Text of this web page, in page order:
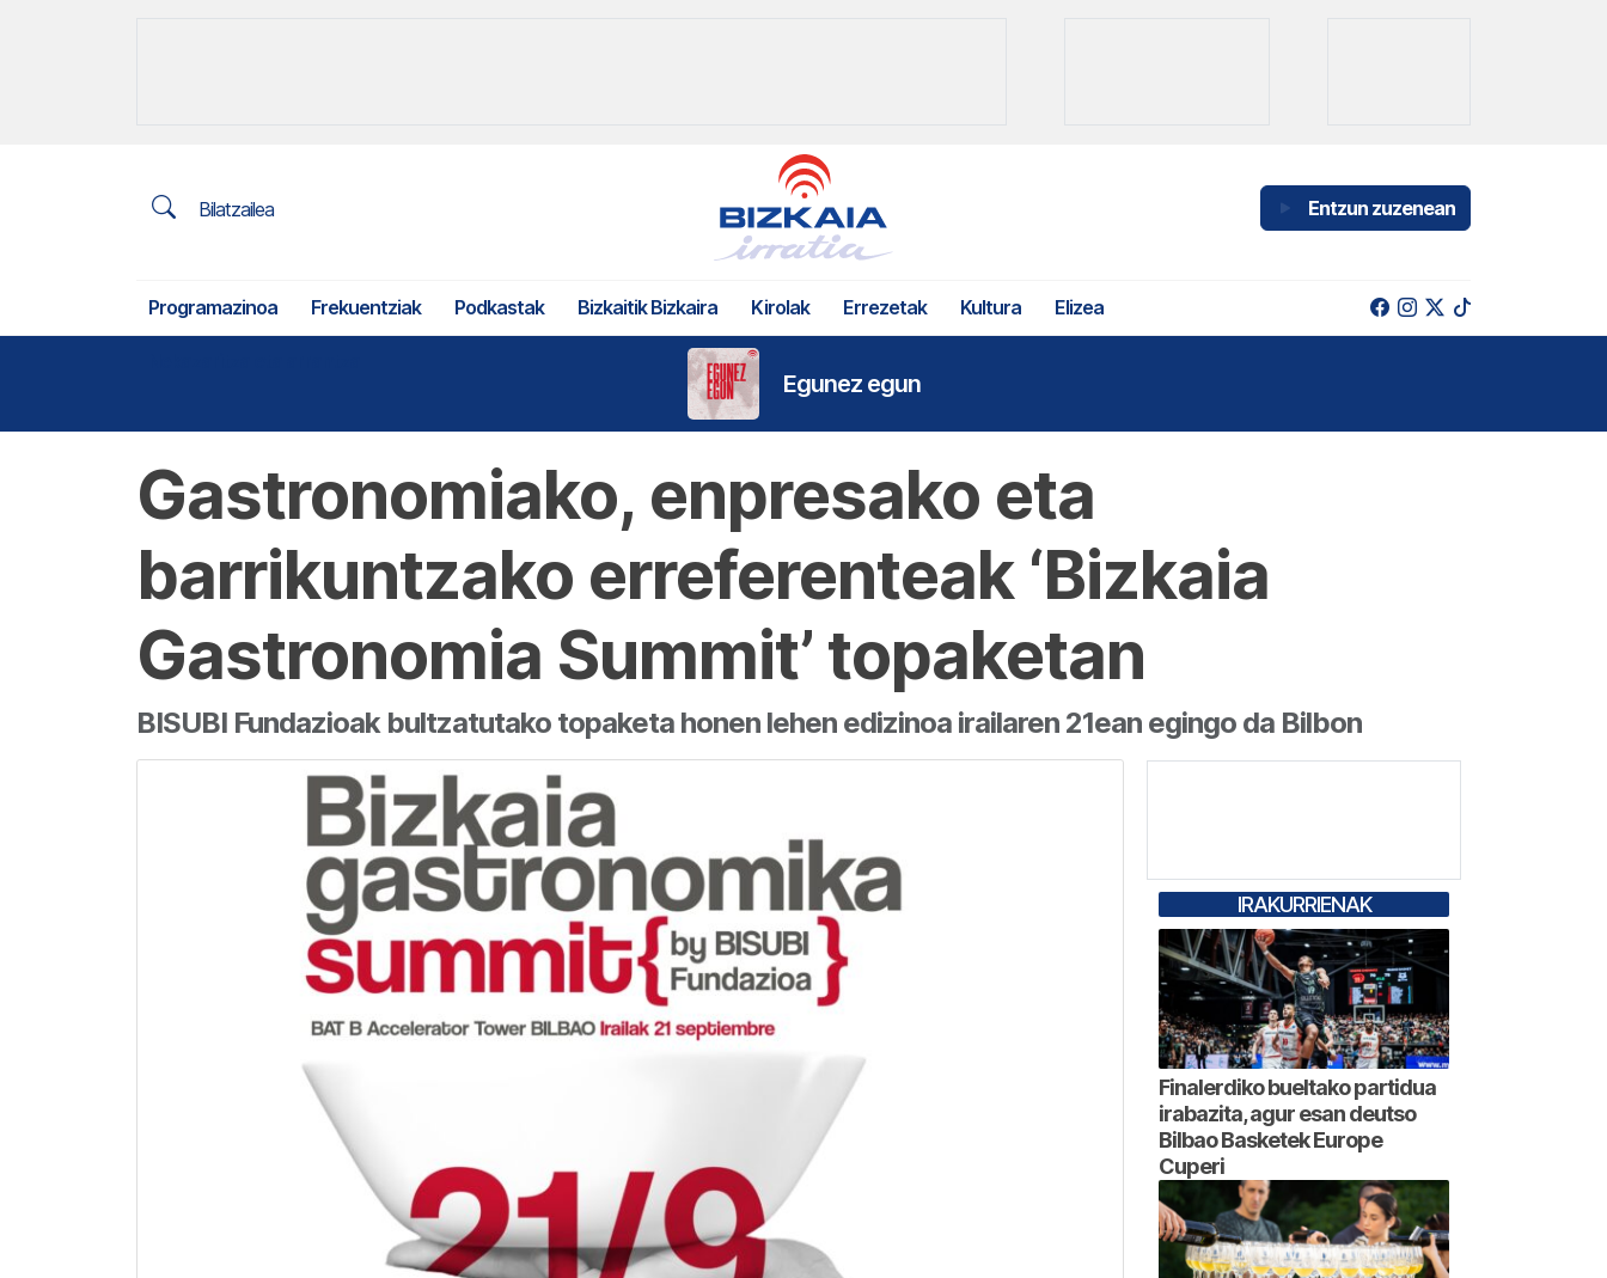
Bilatzailea Entzun zuzenean
Programazinoa Frekuentziak Podkastak Bizkaitik Bizkaira Kirolak Errezetak Kultura Elizea
Egunez egun
Gastronomiako, enpresako eta
barrikuntzako erreferenteak ‘Bizkaia
Gastronomia Summit’ topaketan
BISUBI Fundazioak bultzatutako topaketa honen lehen edizinoa irailaren 21ean egingo da Bilbon
IRAKURRIENAK
Finalerdiko bueltako partidua
irabazita, agur esan deutso
Bilbao Basketek Europe
Cuperi